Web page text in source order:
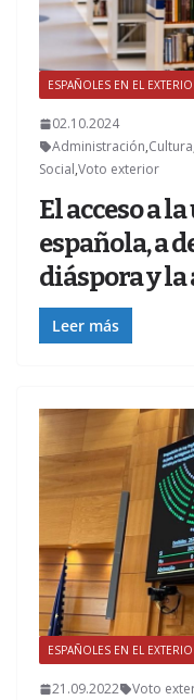
ESPAÑOLES EN EL
02.10.2024
Administración,Cultura
Social,Voto exterior
El acceso a
española, a
diáspora y
Leer más
ESPAÑOLES EN EL
21.09.2022 Voto